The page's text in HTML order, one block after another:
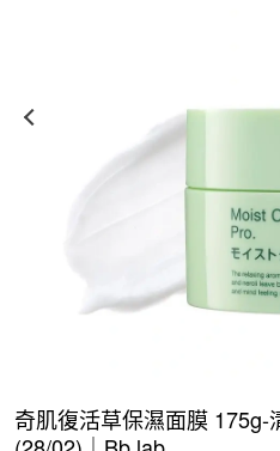
奇肌復活草保濕面膜 175g-